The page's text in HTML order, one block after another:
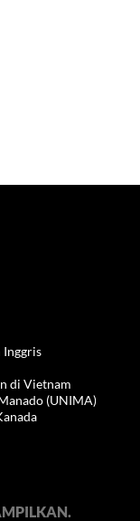
Inggris
di Vietnam
(UNIMA)